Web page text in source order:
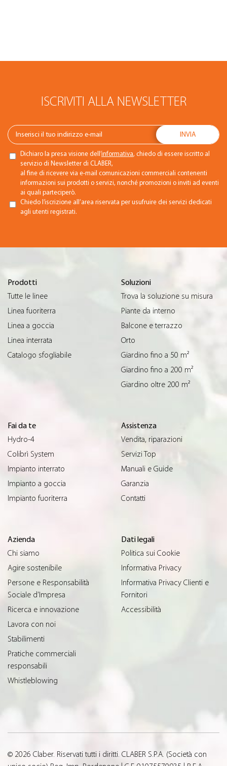
ISCRIVITI ALLA NEWSLETTER
Dichiaro la presa visione dell’informativa, chiedo di essere iscritto al
servizio di Newsletter di CLABER,
al fine di ricevere via e-mail comunicazioni commerciali contenenti
informazioni sui prodotti o servizi, nonché promozioni o inviti ad eventi
ai quali parteciperò.
Chiedo l’iscrizione all’area riservata per usufruire dei servizi dedicati
agli utenti registrati.
Prodotti
Tutte le linee
Linea fuoriterra
Linea a goccia
Linea interrata
Catalogo sfogliabile
Soluzioni
Trova la soluzione su misura
Piante da interno
Balcone e terrazzo
Orto
Giardino fino a 50 m²
Giardino fino a 200 m²
Giardino oltre 200 m²
Fai da te
Hydro-4
Colibrì System
Impianto interrato
Impianto a goccia
Impianto fuoriterra
Assistenza
Vendita, riparazioni
Servizi Top
Manuali e Guide
Garanzia
Contatti
Azienda
Chi siamo
Agire sostenibile
Persone e Responsabilità
Sociale d’Impresa
Ricerca e innovazione
Lavora con noi
Stabilimenti
Pratiche commerciali
responsabili
Whistleblowing
Dati legali
Politica sui Cookie
Informativa Privacy
Informativa Privacy Clienti e
Fornitori
Accessibilità
© 2026 Claber. Riservati tutti i diritti. CLABER S.P.A. (Società con